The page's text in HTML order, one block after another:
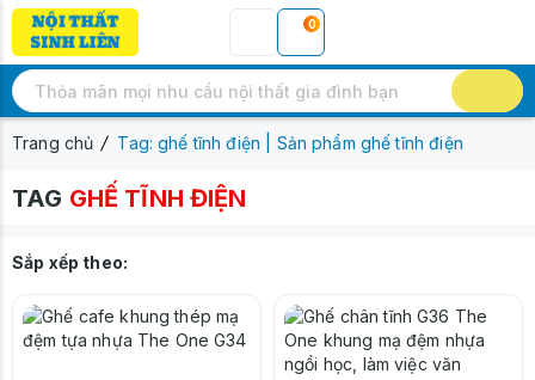
0
Trang chủ Tag: ghế tĩnh điện | Sản phẩm ghế tĩnh điện
TAG GHẾ TĨNH ĐIỆN
Sắp xếp theo: